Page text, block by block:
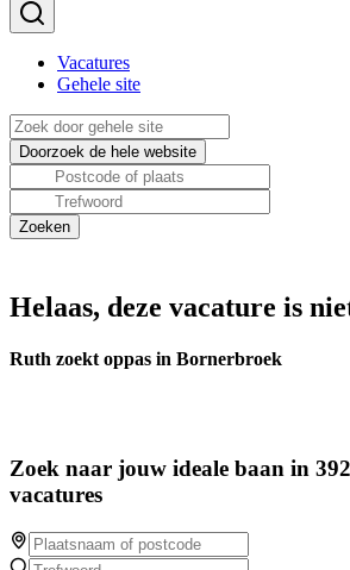
Vacatures
Gehele site
Helaas, deze vacature is
Ruth zoekt oppas in Bornerbroek
Zoek naar jouw ideale baan in
vacatures